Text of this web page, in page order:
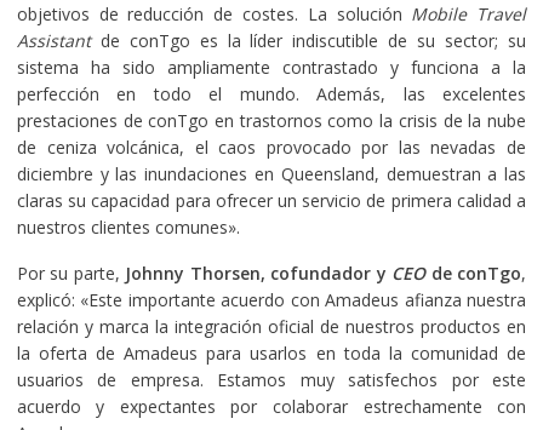
objetivos de reducción de costes. La solución Mobile Travel
Assistantde conTgo es la líder indiscutible de su sector; su
sistema ha sido ampliamente contrastado y funciona a la
perfección en todo el mundo. Además, las excelentes
prestaciones de conTgo en trastornos como la crisis de la nube
de ceniza volcánica, el caos provocado por las nevadas de
diciembre y las inundaciones en Queensland, demuestran a las
claras su capacidad para ofrecer un servicio de primera calidad a
nuestros clientes comunes».
Por su parte, Johnny Thorsen, cofundador y CEOde conTgo,
explicó: «Este importante acuerdo con Amadeus afianza nuestra
relación y marca la integración oficial de nuestros productos en
la oferta de Amadeus para usarlos en toda la comunidad de
usuarios de empresa. Estamos muy satisfechos por este
acuerdo y expectantes por colaborar estrechamente con